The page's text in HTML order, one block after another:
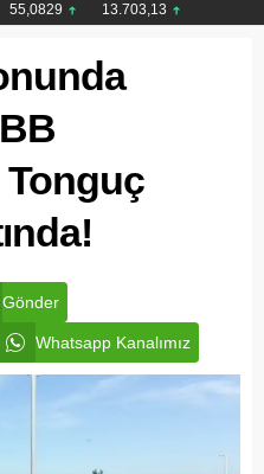
55,0829 13.703,13
Gönder
Whatsapp Kanalımız